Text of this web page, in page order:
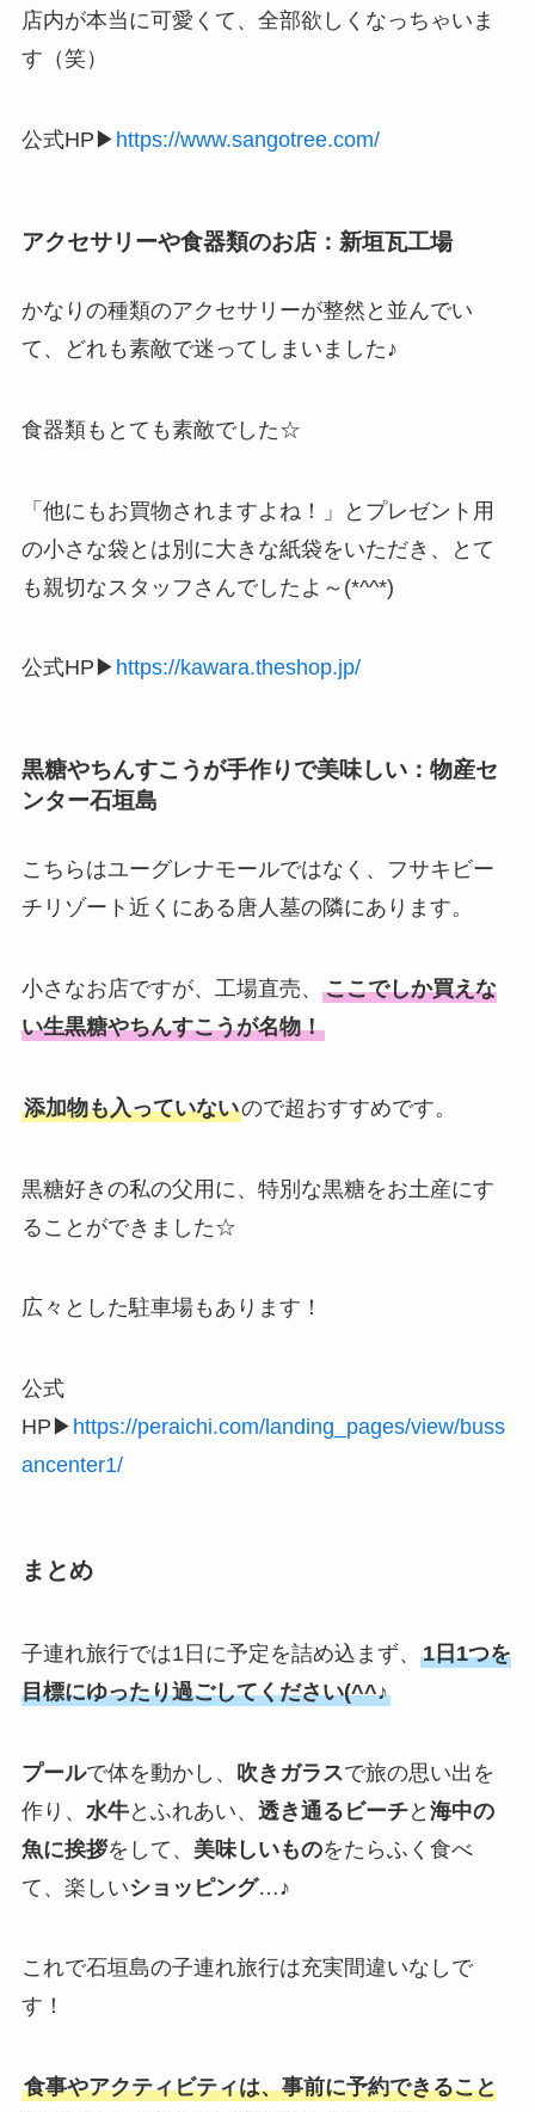
店内が本当に可愛くて、全部欲しくなっちゃいま
す（笑）
公式HP▶ https://www.sangotree.com/
アクセサリーや食器類のお店：新垣瓦工場
かなりの種類のアクセサリーが整然と並んでい
て、どれも素敵で迷ってしまいました♪
食器類もとても素敵でした☆
「他にもお買物されますよね！」とプレゼント用
の小さな袋とは別に大きな紙袋をいただき、とて
も親切なスタッフさんでしたよ～(*^^*)
公式HP▶ https://kawara.theshop.jp/
黒糖やちんすこうが手作りで美味しい：物産セ
ンター石垣島
こちらはユーグレナモールではなく、フサキビー
チリゾート近くにある唐人墓の隣にあります。
小さなお店ですが、工場直売、 ここでしか買えな
い生黒糖やちんすこうが名物！
添加物も入っていないので超おすすめです。
黒糖好きの私の父用に、特別な黒糖をお土産にす
ることができました☆
広々とした駐車場もあります！
公式
HP▶ https://peraichi.com/landing_pages/view/buss
ancenter1/
まとめ
子連れ旅行では1日に予定を詰め込まず、 1日1つを
目標にゆったり過ごしてください(^^♪
プールで体を動かし、 吹きガラスで旅の思い出を
作り、 水牛とふれあい、 透き通るビーチと 海中の
魚に挨拶をして、 美味しいものをたらふく食べ
て、楽しいショッピング…♪
これで石垣島の子連れ旅行は充実間違いなしで
す！
食事やアクティビティは、事前に予約できること